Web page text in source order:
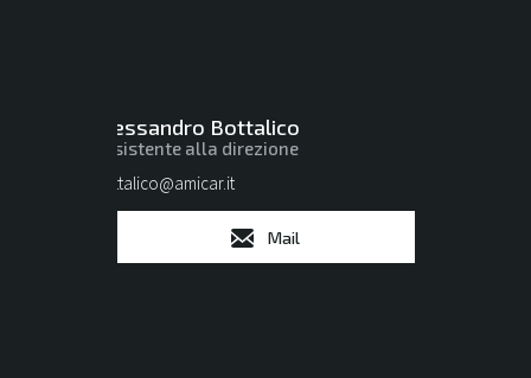
Alessandro Bottalico
Assistente alla direzione
bottalico@amicar.it
Mail